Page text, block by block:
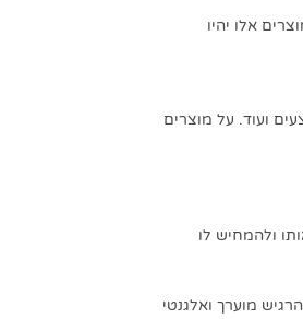
אלו יהיו
ועוד. על מוצרים
ולהמחיש לו
מוערך ואלגנטי